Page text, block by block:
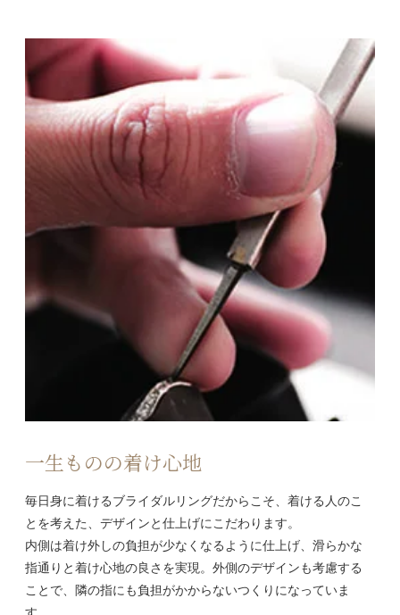
一生ものの着け心地
毎日身に着けるブライダルリングだからこそ、着ける人のこ
とを考えた、デザインと仕上げにこだわります。
内側は着け外しの負担が少なくなるように仕上げ、滑らかな
指通りと着け心地の良さを実現。外側のデザインも考慮する
ことで、隣の指にも負担がかからないつくりになっていま
す。